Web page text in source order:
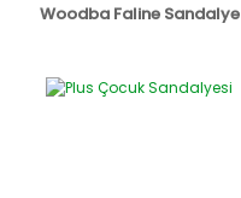
Woodba Faline Sandalye